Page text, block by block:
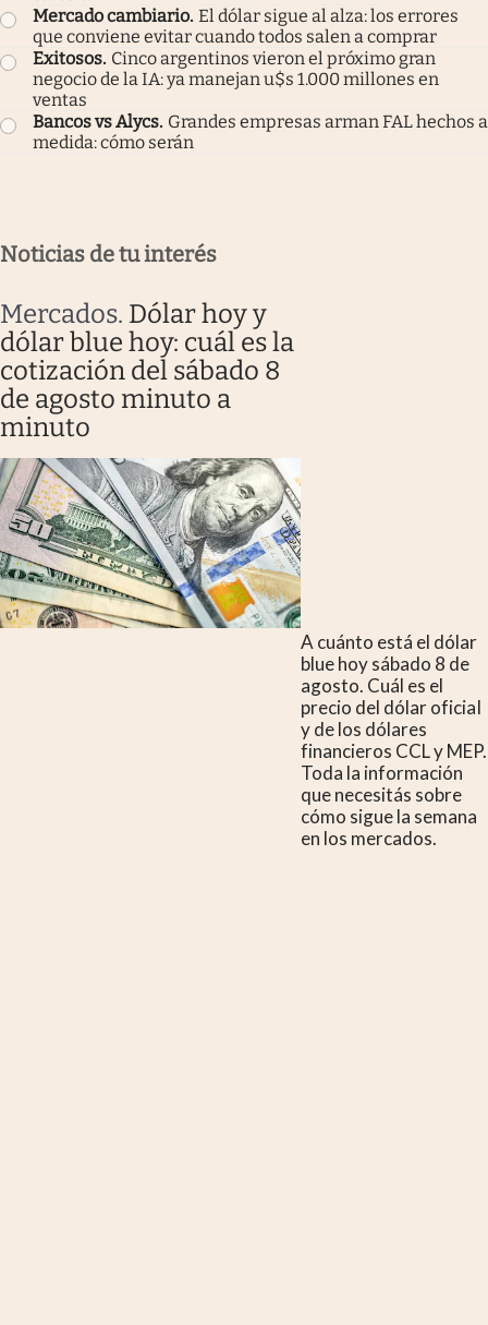
Mercado cambiario. El dólar sigue al alza: los errores
que conviene evitar cuando todos salen a comprar
Exitosos. Cinco argentinos vieron el próximo gran
negocio de la IA: ya manejan u$s 1.000 millones en
ventas
Bancos vs Alycs. Grandes empresas arman FAL hechos a
medida: cómo serán
Noticias de tu interés
Mercados. Dólar hoy y
dólar blue hoy: cuál es la
cotización del sábado 8
de agosto minuto a
minuto
A cuánto está el dólar
blue hoy sábado 8 de
agosto. Cuál es el
precio del dólar oficial
y de los dólares
financieros CCL y MEP.
Toda la información
que necesitás sobre
cómo sigue la semana
en los mercados.